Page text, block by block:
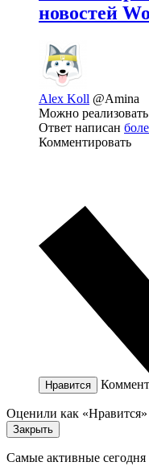
новостей
Alex Koll @Amina
Можно
Ответ написан
Комментировать
Нравится
Оценили как «Нравится»
Закрыть
Самые активные сегодня